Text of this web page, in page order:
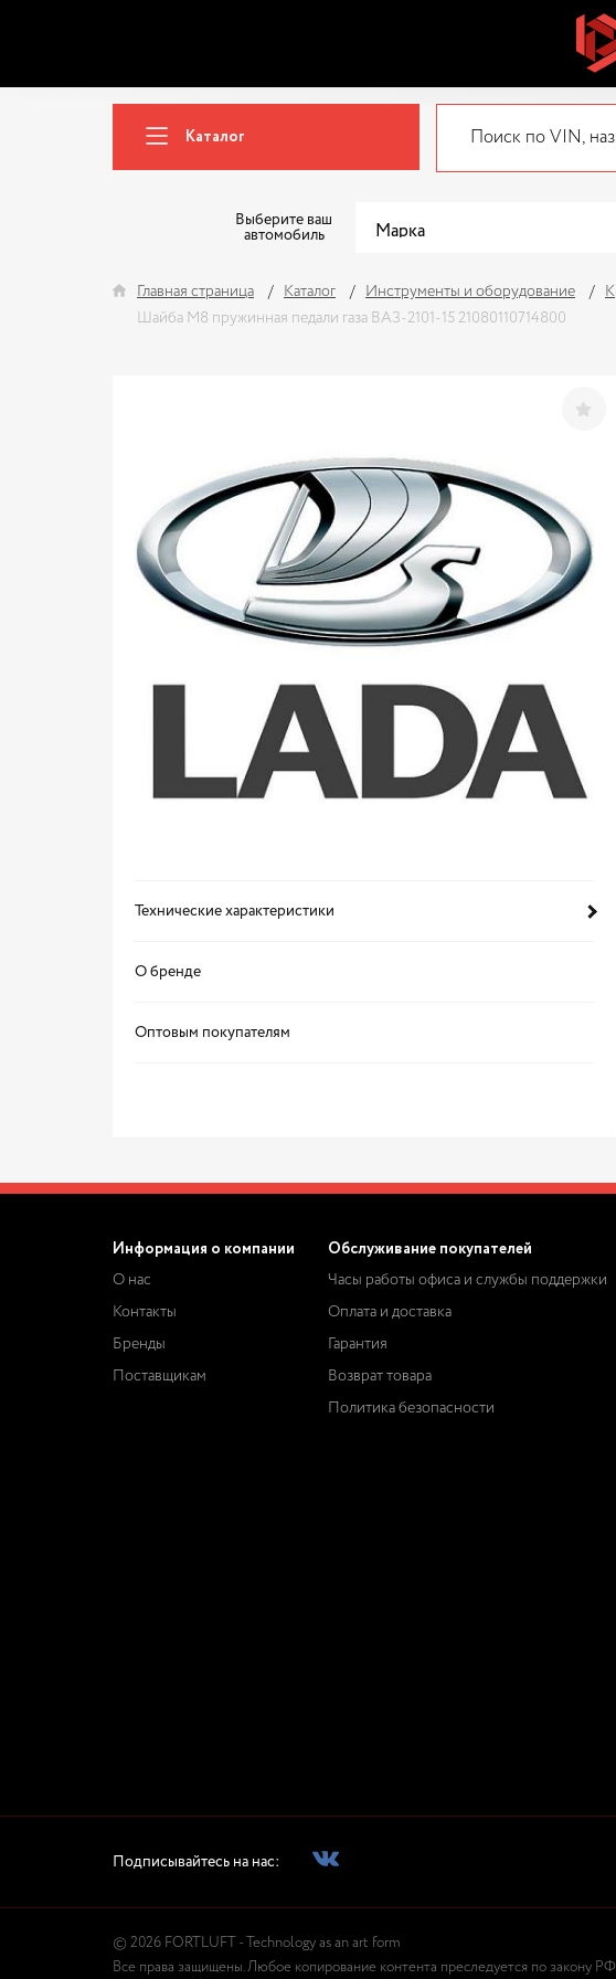
Каталог
Выберите ваш
автомобиль
Главная страница Каталог Инструменты и оборудование
Шайба М8 пружинная педали газа ВАЗ-2101-15 21080110714800
Технические характеристики
О бренде
Оптовым покупателям
Информация о компании
О нас
Контакты
Бренды
Поставщикам
Обслуживание покупателей
Часы работы офиса и службы поддержки
Оплата и доставка
Гарантия
Возврат товара
Политика безопасности
Подписывайтесь на нас:
© 2026 FORTLUFT - Technology as an art form
Все права защищены. Любое копирование контента преследуется по закону